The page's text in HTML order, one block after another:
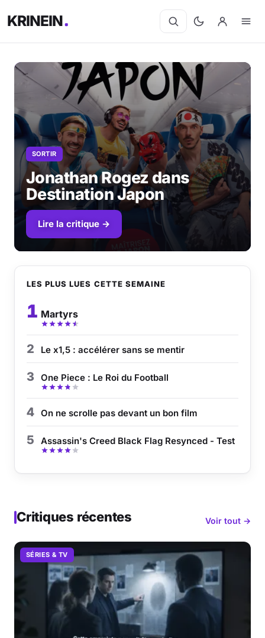
KRINEIN
SORTIR
Jonathan Rogez dans
Destination Japon
Lire la critique →
LES PLUS LUES CETTE SEMAINE
1 Martyrs
2 Le x1,5 : accélérer sans se mentir
3 One Piece : Le Roi du Football
4 On ne scrolle pas devant un bon film
5 Assassin's Creed Black Flag Resynced - Test
Critiques récentes Voir tout →
SÉRIES & TV